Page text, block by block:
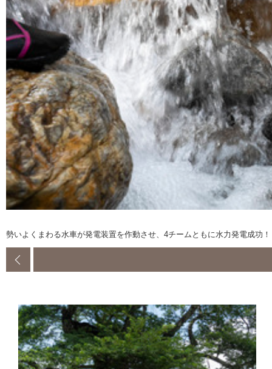
勢いよくまわる水車が発電装置を作動させ、4チームともに水力発電成功！